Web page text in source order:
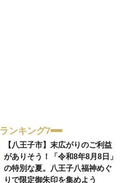
ランキング7
【八王子市】末広がりのご利益
がありそう！「令和8年8月8日」
の特別な夏。八王子八福神めぐ
りで限定御朱印を集めよう